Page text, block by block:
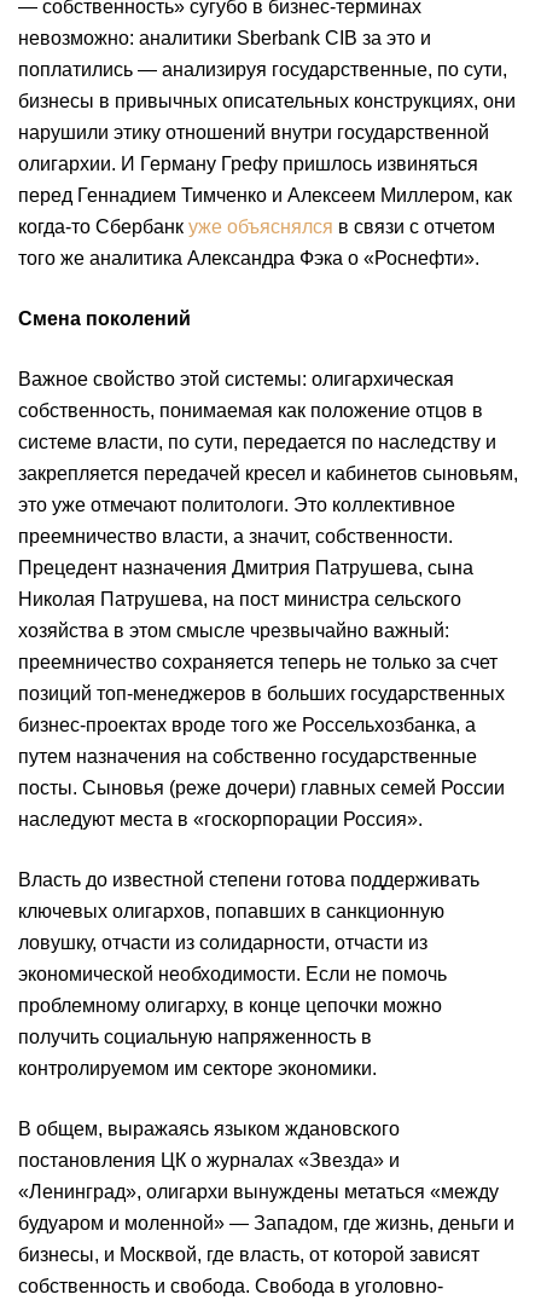
— собственность» сугубо в бизнес-терминах
невозможно: аналитики Sberbank CIB за это и
поплатились — анализируя государственные, по сути,
бизнесы в привычных описательных конструкциях, они
нарушили этику отношений внутри государственной
олигархии. И Герману Грефу пришлось извиняться
перед Геннадием Тимченко и Алексеем Миллером, как
когда-то Сбербанк уже объяснялся в связи с отчетом
того же аналитика Александра Фэка о «Роснефти».
Смена поколений
Важное свойство этой системы: олигархическая
собственность, понимаемая как положение отцов в
системе власти, по сути, передается по наследству и
закрепляется передачей кресел и кабинетов сыновьям,
это уже отмечают политологи. Это коллективное
преемничество власти, а значит, собственности.
Прецедент назначения Дмитрия Патрушева, сына
Николая Патрушева, на пост министра сельского
хозяйства в этом смысле чрезвычайно важный:
преемничество сохраняется теперь не только за счет
позиций топ-менеджеров в больших государственных
бизнес-​проектах вроде того же Россельхозбанка, а
путем назначения на собственно государственные
посты. Сыновья (реже дочери) главных семей России
наследуют места в «госкорпорации Россия».
Власть до известной степени готова поддерживать
ключевых олигархов, попавших в санкционную
ловушку, отчасти из солидарности, отчасти из
экономической необходимости. Если не помочь
проблемному олигарху, в конце цепочки можно
получить социальную напряженность в
контролируемом им секторе экономики.
В общем, выражаясь языком ждановского
постановления ЦК о журналах «Звезда» и
«Ленинград», олигархи вынуждены метаться «между
будуаром и моленной» — Западом, где жизнь, деньги и
бизнесы, и Москвой, где власть, от которой зависят
собственность и свобода. Свобода в уголовно-